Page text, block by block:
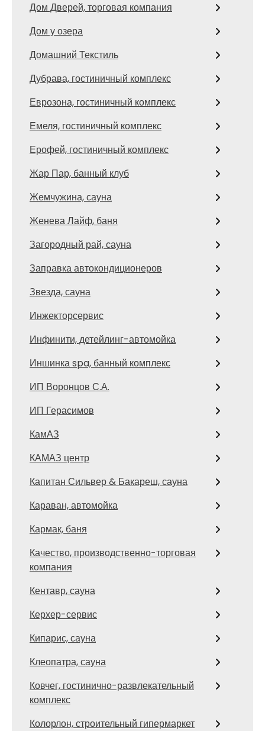
Дом Дверей, торговая компания
Дом у озера
Домашний Текстиль
Дубрава, гостиничный комплекс
Еврозона, гостиничный комплекс
Емеля, гостиничный комплекс
Ерофей, гостиничный комплекс
Жар Пар, банный клуб
Жемчужина, сауна
Женева Лайф, баня
Загородный рай, сауна
Заправка автокондиционеров
Звезда, сауна
Инжекторсервис
Инфинити, детейлинг-автомойка
Иншинка spa, банный комплекс
ИП Воронцов С.А.
ИП Герасимов
КамАЗ
КАМАЗ центр
Капитан Сильвер & Бакареш, сауна
Караван, автомойка
Кармак, баня
Качество, производственно-торговая
компания
Кентавр, сауна
Керхер-сервис
Кипарис, сауна
Клеопатра, сауна
Ковчег, гостинично-развлекательный
комплекс
Колорлон, строительный гипермаркет